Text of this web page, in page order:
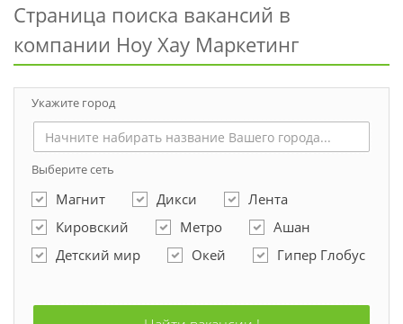
Страница поиска вакансий в
компании Ноу Хау Маркетинг
Укажите город
Выберите сеть
Магнит Дикси
Лента
Кировский
Метро
Ашан
Детский мир
Окей Гипер Глобус